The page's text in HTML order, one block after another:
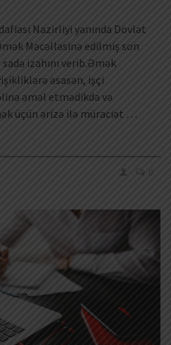
Nazirliyi yanında Dövlət
Məcəlləsinə edilmiş son
izahını verib.Əmək
əsasən, işçi
əməl etmədikdə və
üçün ərizə ilə müraciət …
0